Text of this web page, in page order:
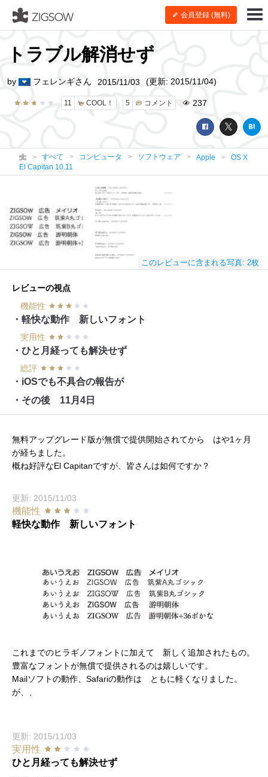
会員登録 (無料)
トラブル解消せず
11 COOL！ 5 コメント 237
by フェレンギさん 2015/11/03 (更新: 2015/11/04)
すべて コンピュータ ソフトウェア Apple
OS X
El Capitan 10.11
このレビューに含まれる写真: 2枚
レビューの視点
機能性
・軽快な動作 新しいフォント
実用性
・ひと月経っても解決せず
総評
・iOSでも不具合の報告が
・その後 11月4日
無料アップグレード版が無償で提供開始されてから はや1ヶ月
が経ちました。
概ね好評なEl Capitanですが、皆さんは如何ですか？
更新: 2015/11/03
機能性
軽快な動作 新しいフォント
これまでのヒラギノフォントに加えて 新しく追加されたもの。
豊富なフォントが無償で提供されるのは嬉しいです。
Mailソフトの動作、Safariの動作は ともに軽くなりました。
が、、
更新: 2015/11/03
実用性
ひと月経っても解決せず